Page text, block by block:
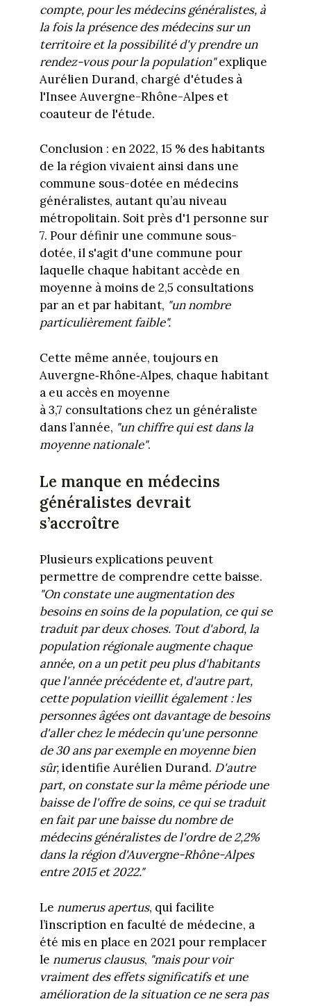
compte, pour les médecins généralistes, à
la fois la présence des médecins sur un
territoire et la possibilité d'y prendre un
rendez-vous pour la population"explique
Aurélien Durand, chargé d'études à
l'Insee Auvergne-Rhône-Alpes et
coauteur de l'étude.
Conclusion : en 2022, 15 % des habitants
de la région vivaient ainsi dans une
commune sous-dotée en médecins
généralistes, autant qu’au niveau
métropolitain. Soit près d'1 personne sur
7. Pour définir une commune sous-
dotée, il s'agit d'une commune pour
laquelle chaque habitant accède en
moyenne à moins de 2,5 consultations
par an et par habitant, "un nombre
particulièrement faible".
Cette même année, toujours en
Auvergne‑Rhône‑Alpes, chaque habitant
a eu accès en moyenne
à 3,7 consultations chez un généraliste
dans l’année, "un chiffre qui est dans la
moyenne nationale".
Le manque en médecins
généralistes devrait
s’accroître
Plusieurs explications peuvent
permettre de comprendre cette baisse.
"On constate une augmentation des
besoins en soins de la population, ce qui se
traduit par deux choses. Tout d'abord, la
population régionale augmente chaque
année, on a un petit peu plus d'habitants
que l'année précédente et, d'autre part,
cette population vieillit également : les
personnes âgées ont davantage de besoins
d'aller chez le médecin qu'une personne
de 30 ans par exemple en moyenne bien
sûr,identifie Aurélien Durand. D'autre
part, on constate sur la même période une
baisse de l'offre de soins, ce qui se traduit
en fait par une baisse du nombre de
médecins généralistes de l'ordre de 2,2%
dans la région d'Auvergne-Rhône-Alpes
entre 2015 et 2022."
Le numerus apertus, qui facilite
l’inscription en faculté de médecine, a
été mis en place en 2021 pour remplacer
le numerus clausus, "mais pour voir
vraiment des effets significatifs et une
amélioration de la situation ce ne sera pas